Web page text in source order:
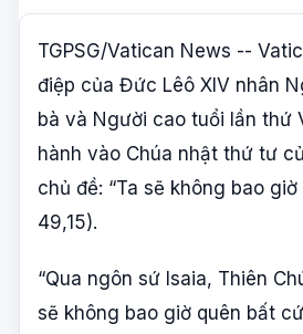
TGPSG/Vatican News --
điệp của Đức Lêô XIV nhân
bà và Người cao tuổi lần thứ
hành vào Chúa nhật thứ tư
chủ đề: “Ta sẽ không bao giờ
49,15).
“Qua ngôn sứ Isaia, Thiên
sẽ không bao giờ quên bất